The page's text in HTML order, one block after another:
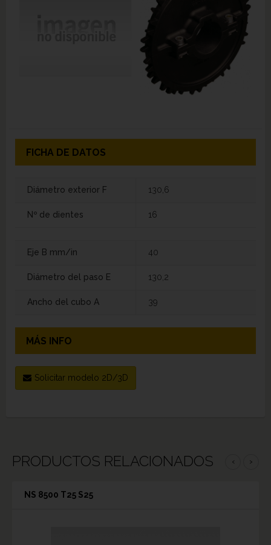
FICHA DE DATOS
Diámetro exterior F 130,6
Nº de dientes 16
Eje B mm/in 40
Diámetro del paso E 130,2
Ancho del cubo A 39
MÁS INFO
Solicitar modelo 2D/3D
PRODUCTOS RELACIONADOS ‹ ›
NS 8500 T25 S25